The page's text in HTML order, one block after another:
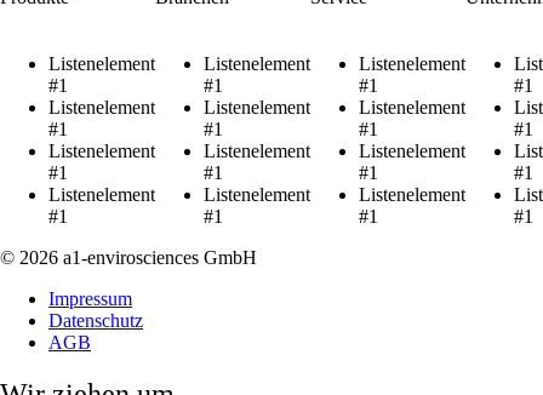
Listenelement
#1
Listenelement
#1
Listenelement
#1
Listenelement
#1
Listenelement
#1
Listenelement
#1
Listenelement
#1
Listenelement
#1
Listenelement
#1
Listenelement
#1
Listenelement
#1
Listenelement
#1
#1
#1
#1
#1
© 2026 a1-envirosciences GmbH
Impressum
Datenschutz
AGB